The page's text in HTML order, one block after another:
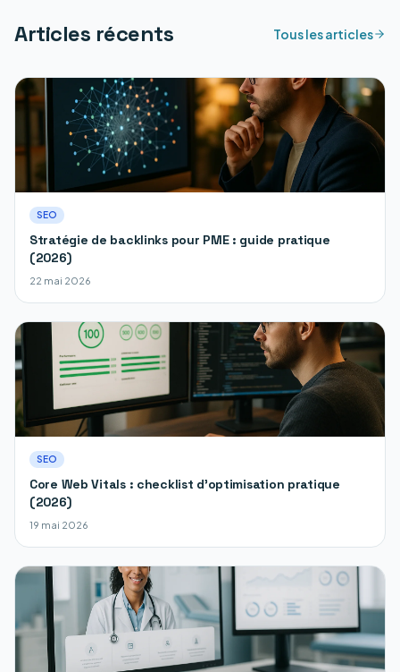
Articles récents Tous les articles
SEO
Stratégie de backlinks pour PME : guide pratique
(2026)
22 mai 2026
SEO
Core Web Vitals : checklist d'optimisation pratique
(2026)
19 mai 2026